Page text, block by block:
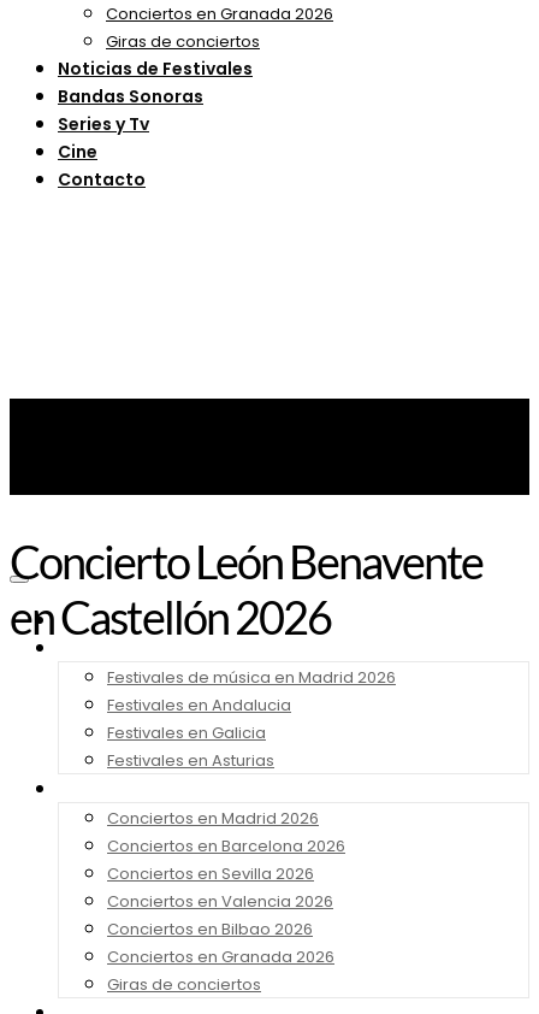
Conciertos en Granada 2026
Giras de conciertos
Noticias de Festivales
Bandas Sonoras
Series y Tv
Cine
Contacto
Noticias
Festivales de música en Madrid 2026
Festivales en Andalucia
Festivales en Galicia
Festivales en Asturias
Conciertos en Madrid 2026
Conciertos en Barcelona 2026
Conciertos en Sevilla 2026
Conciertos en Valencia 2026
Conciertos en Bilbao 2026
Conciertos en Granada 2026
Giras de conciertos
Concierto León Benavente
en Castellón 2026